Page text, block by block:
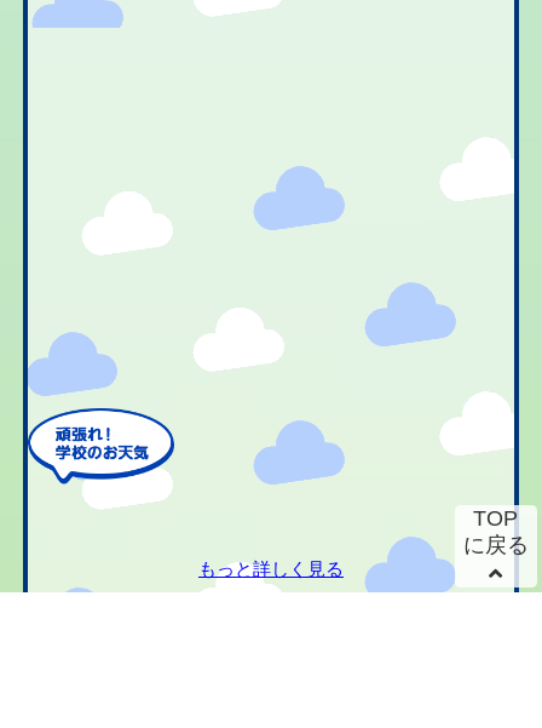
もっと詳しく見る
TOP
に戻る